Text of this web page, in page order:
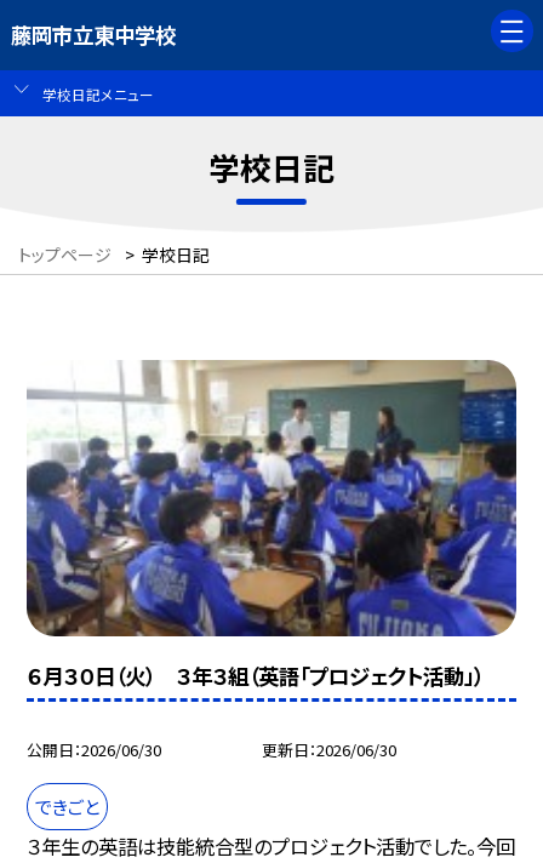
藤岡市立東中学校
学校日記メニュー
学校日記
トップページ > 学校日記
６月３０日（火） ３年３組（英語「プロジェクト活動」）
公開日 2026/06/30 更新日 2026/06/30
できごと
３年生の英語は技能統合型のプロジェクト活動でした。今回